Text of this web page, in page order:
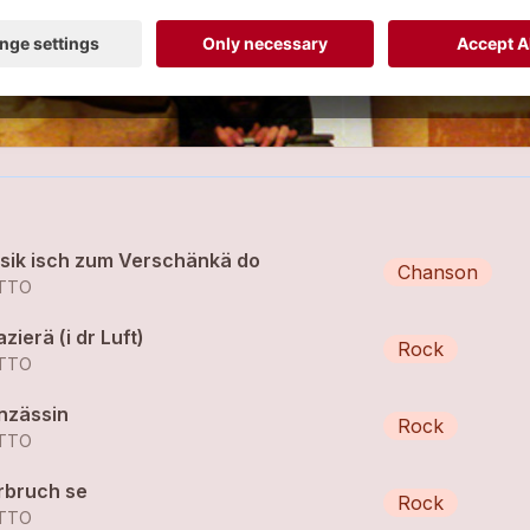
isch zum Verschänkä do
Chanson
(i dr Luft)
Rock
Rock
se
Rock